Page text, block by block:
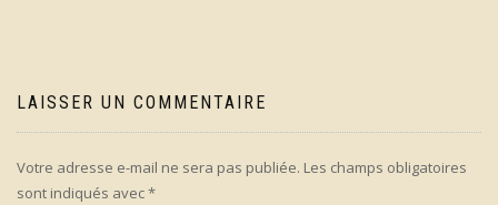
LAISSER UN COMMENTAIRE
Votre adresse e-mail ne sera pas publiée. Les champs obligatoires
sont indiqués avec*